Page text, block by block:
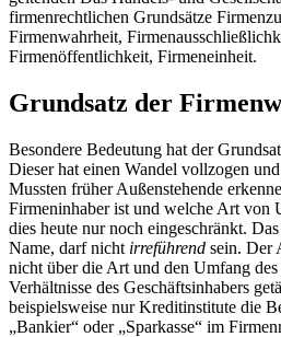
firmenrechtlichen Grundsätze
Firmenwahrheit,
Firmenöffentlichkeit, Firmeneinheit.
Grundsatz der
Besondere Bedeutung hat der
Dieser hat einen Wandel vollzogen
Mussten früher Außenstehende
Firmeninhaber ist und welche Art von
dies heute nur noch eingeschränkt.
Name, darf nicht irreführend sein. Der
nicht über die Art und den Umfang
Verhältnisse des Geschäftsinhabers
beispielsweise nur Kreditinstitute die
„Bankier“ oder „Sparkasse“ im